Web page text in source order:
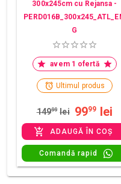
300x245cm cu Rejansa -
G
avem 1 ofertă
Ultimul produs
14999 lei 9999 lei
ADAUGĂ ÎN COȘ
Comandă rapid